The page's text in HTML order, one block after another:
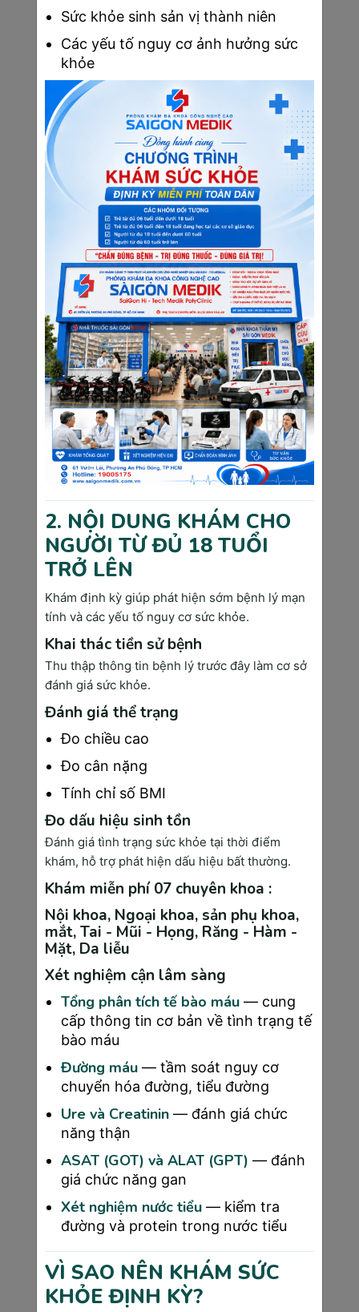
khỏe: Đảm bảo các chỉ số về
huyết áp, cân nặng, và tình trạng
Tam cá nguyệt thứ hai không chỉ là giai đoạn
mẹ bầu cảm nhận rõ ràng hơn sự lớn lên của
bé mà còn chính là thời điểm cần thực hiện các
kiểm tra quan trọng để đảm bảo sự phát triển
tốt nhất cho thai nhi.
Lịch khám thai trong tam cá nguyệt thứ ba
(27-40 tuần)
Tam cá nguyệt thứ ba là giai đoạn quyết định,
nơi mẹ bầu chuẩn bị cho cuộc sinh nở và sự
chào đời của bé yêu. Như câu nói “Đầu xuôi
đuôi lọt” việc chuẩn bị kỹ lưỡng trong những
tuần cuối thai kỳ sẽ giúp mẹ yên tâm hơn khi
đón bé yêu chào đời.
Trong giai đoạn này, mẹ bầu cần đặc biệt lưu
ý lịch khám thai mà bác sĩ cung cấp để theo
dõi sát sao tình hình sức khỏe của cả mẹ và
bé:
●
Tuần 29 đến tuần 32:
○
Khám thai mỗi 2 tuần một lần:
Mẹ bầu sẽ được theo dõi cân
nặng, huyết áp và nước tiểu để
kiểm soát các biến chứng có thể
xảy ra.
○
Siêu âm để đánh giá sự phát
triển của thai nhi, kiểm tra sự
tăng trưởng của bé.
●
Tuần 33 đến tuần 40:
Trong giai đoạn cuối này, bác sĩ
sẽ kiểm tra tim thai và theo dõi
cơn gò tử cung để đảm bảo thai
nhi không bị suy thai và mẹ
không có dấu hiệu chuyển dạ
sớm.
○
Đánh giá ngôi thai (đầu, mông),
vị trí nhau thai và lượng nước ối
để dự đoán khả năng chuyển dạ.
○
Tư vấn về dấu hiệu chuyển dạ
và chuẩn bị cho quá trình sinh nở,
bao gồm việc xác định phương
pháp sinh phù hợp (sinh thường
hay sinh mổ).
Mẹ bầu nên lưu ý rằng trong tam cá nguyệt
thứ ba, các buổi khám thai sẽ dày hơn và cần
thực hiện thường xuyên để đảm bảo thai kỳ
được theo dõi kỹ lưỡng. Đây là giai đoạn quan
trọng giúp chuẩn bị tốt nhất cho một cuộc
sinh nở an toàn, để mẹ và bé đều khỏe mạnh.
Lựa chọn cơ sở y tế uy tín để khám thai
định kỳ: Vì sao nên chọn Sài Gòn Medik?
Việc lựa chọn cơ sở y tế để khám thai là một
quyết định vô cùng quan trọng trong hành
trình mang thai. Một địa chỉ uy tín không chỉ
giúp mẹ bầu cảm thấy yên tâm hơn về sức
khỏe của bản thân mà còn đảm bảo sự phát
triển an toàn cho thai nhi.
Sức khỏe sinh sản vị thành niên
Các yếu tố nguy cơ ảnh hưởng sức
khỏe
2. NỘI DUNG KHÁM CHO
NGƯỜI TỪ ĐỦ 18 TUỔI
TRỞ LÊN
Khám định kỳ giúp phát hiện sớm bệnh lý mạn
tính và các yếu tố nguy cơ sức khỏe.
Khai thác tiền sử bệnh
Thu thập thông tin bệnh lý trước đây làm cơ sở
đánh giá sức khỏe.
Đánh giá thể trạng
Đo chiều cao
Đo cân nặng
Tính chỉ số BMI
Đo dấu hiệu sinh tồn
Đánh giá tình trạng sức khỏe tại thời điểm
khám, hỗ trợ phát hiện dấu hiệu bất thường.
Khám miễn phí 07 chuyên khoa :
Nội khoa, Ngoại khoa, sản phụ khoa,
mắt, Tai - Mũi - Họng, Răng - Hàm -
Mặt, Da liễu
Xét nghiệm cận lâm sàng
Tổng phân tích tế bào máu— cung
cấp thông tin cơ bản về tình trạng tế
bào máu
Đường máu— tầm soát nguy cơ
chuyển hóa đường, tiểu đường
Ure và Creatinin— đánh giá chức
năng thận
ASAT (GOT) và ALAT (GPT) — đánh
giá chức năng gan
Xét nghiệm nước tiểu— kiểm tra
đường và protein trong nước tiểu
VÌ SAO NÊN KHÁM SỨC
KHỎE ĐỊNH KỲ?